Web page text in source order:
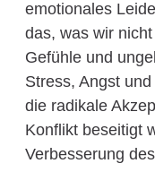
emotionales
das, was wir
Gefühle und
Stress, Angst
die radikale
Konflikt beseitigt
Verbesserung